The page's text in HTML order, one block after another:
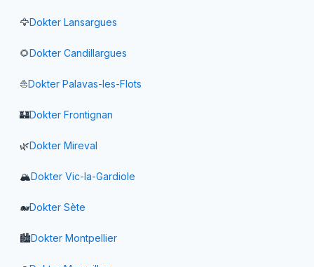
🦅Dokter Lansargues
🌻Dokter Candillargues
⛵Dokter Palavas-les-Flots
🏰Dokter Frontignan
🌿Dokter Mireval
🏔️Dokter Vic-la-Gardiole
🐋Dokter Sète
🏙️Dokter Montpellier